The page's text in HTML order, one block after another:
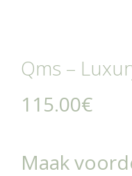
Qms –
115.00€
Maak